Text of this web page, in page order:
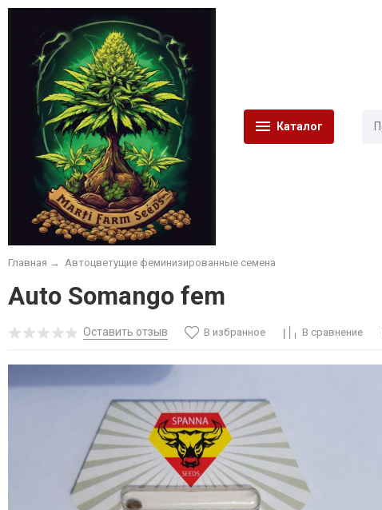
Каталог
Главная → Автоцветущие феминизированные семена
Auto Somango fem
Оставить отзыв В избранное В сравнение